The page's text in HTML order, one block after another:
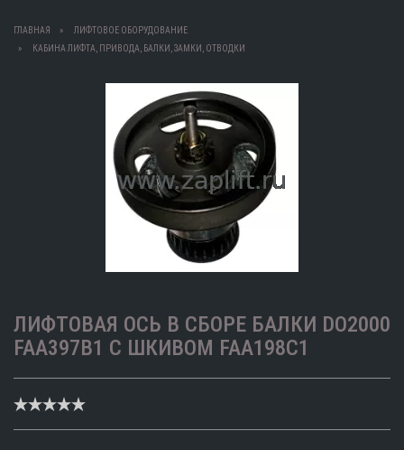
ГЛАВНАЯ
ЛИФТОВОЕ ОБОРУДОВАНИЕ
КАБИНА ЛИФТА, ПРИВОДА, БАЛКИ, ЗАМКИ, ОТВОДКИ
ЛИФТОВАЯ ОСЬ В СБОРЕ БАЛКИ DO2000
FAA397B1 С ШКИВОМ FAA198C1